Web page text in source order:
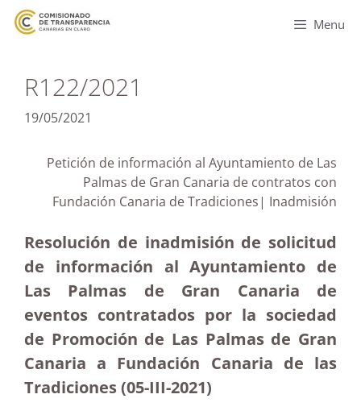
Menu
R122/2021
19/05/2021
Petición de información al Ayuntamiento de Las
Palmas de Gran Canaria de contratos con
Fundación Canaria de Tradiciones| Inadmisión
Resolución de inadmisión de solicitud
de información al Ayuntamiento de
Las Palmas de Gran Canaria de
eventos contratados por la sociedad
de Promoción de Las Palmas de Gran
Canaria a Fundación Canaria de las
Tradiciones (05-III-2021)